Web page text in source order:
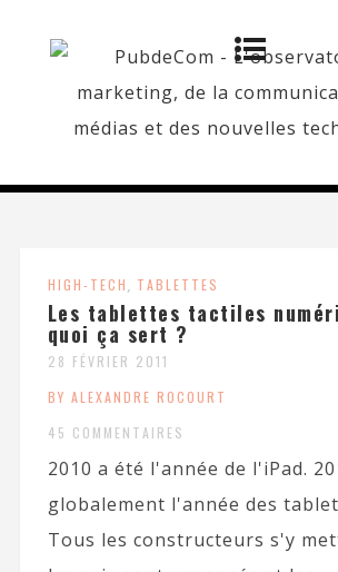
HIGH-TECH, TABLETTES
Les tablettes tactiles
quoi ça sert ?
28 FÉVRIER 2011
BY ALEXANDRE ROCOURT
45 COMMENTAIRES
2010 a été l'année de l'iPad.
globalement l'année des
Tous les constructeurs s'y